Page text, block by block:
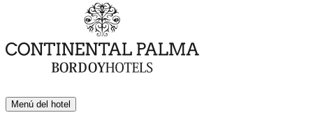
Menú del hotel